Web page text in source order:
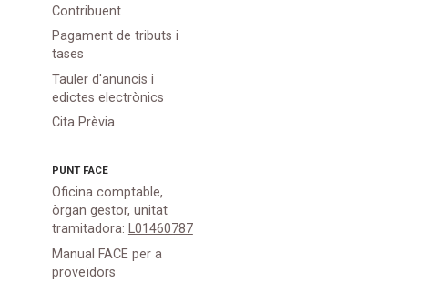
Contribuent
Pagament de tributs i
tases
Tauler d'anuncis i
edictes electrònics
Cita Prèvia
PUNT FACE
Oficina comptable,
òrgan gestor, unitat
tramitadora: L01460787
Manual FACE per a
proveïdors